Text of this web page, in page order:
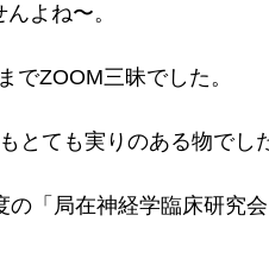
よね〜。
でZOOM三昧でした。
とても実りのある物でし
「局在神経学臨床研究